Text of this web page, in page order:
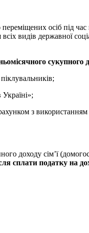
осіб під
видів державної
сукупного
з
доходу сім’ї
сплати податку на